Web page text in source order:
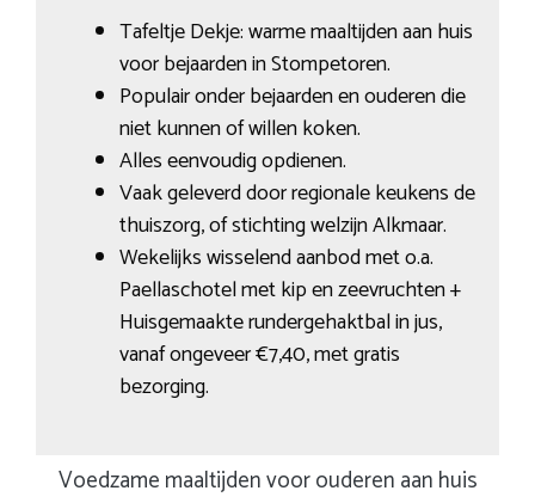
Tafeltje Dekje: warme maaltijden aan huis
voor bejaarden in Stompetoren.
Populair onder bejaarden en ouderen die
niet kunnen of willen koken.
Alles eenvoudig opdienen.
Vaak geleverd door regionale keukens de
thuiszorg, of stichting welzijn Alkmaar.
Wekelijks wisselend aanbod met o.a.
Paellaschotel met kip en zeevruchten +
Huisgemaakte rundergehaktbal in jus,
vanaf ongeveer €7,40, met gratis
bezorging.
Voedzame maaltijden voor ouderen aan huis